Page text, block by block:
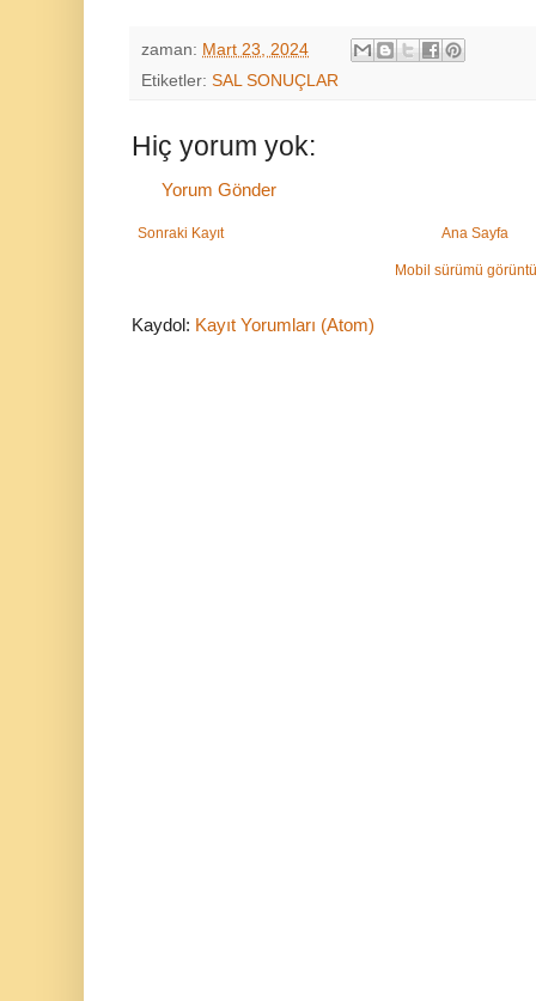
zaman: Mart 23, 2024
Etiketler: SAL SONUÇLAR
Hiç yorum yok:
Yorum Gönder
Sonraki Kayıt Ana Sayfa
Mobil sürümü
Kaydol: Kayıt Yorumları (Atom)